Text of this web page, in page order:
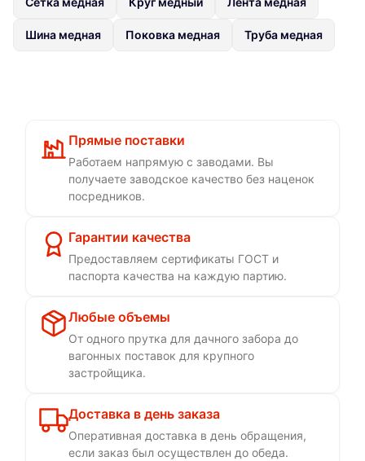
Шина медная Поковка медная Труба медная
Прямые поставки
Работаем напрямую с заводами. Вы
получаете заводское качество без наценок
посредников.
Гарантии качества
Предоставляем сертификаты ГОСТ и
паспорта качества на каждую партию.
Любые объемы
От одного прутка для дачного забора до
вагонных поставок для крупного
застройщика.
Доставка в день заказа
Оперативная доставка в день обращения,
если заказ был осуществлен до обеда.